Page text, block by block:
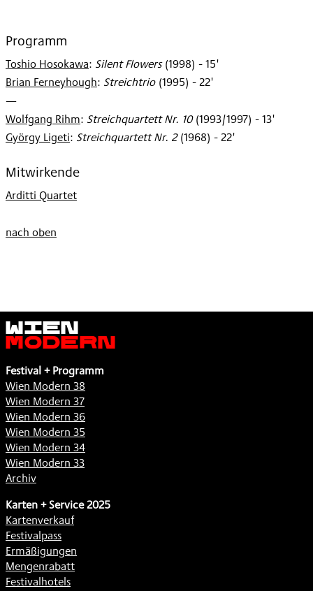
Programm
Toshio Hosokawa: Silent Flowers (1998) - 15'
Brian Ferneyhough: Streichtrio (1995) - 22'
—
Wolfgang Rihm: Streichquartett Nr. 10 (1993/1997) - 13'
György Ligeti: Streichquartett Nr. 2 (1968) - 22'
Mitwirkende
Arditti Quartet
nach oben
Wien
Modern
Festival + Programm
Wien Modern 38
Wien Modern 37
Wien Modern 36
Wien Modern 35
Wien Modern 34
Wien Modern 33
Archiv
Karten + Service 2025
Kartenverkauf
Festivalpass
Ermäßigungen
Mengenrabatt
Festivalhotels